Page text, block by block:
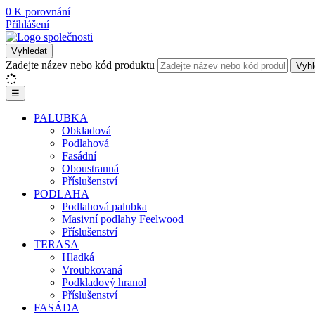
0 K porovnání
Přihlášení
Vyhledat
Zadejte název nebo kód produktu
☰
PALUBKA
Obkladová
Podlahová
Fasádní
Oboustranná
Příslušenství
PODLAHA
Podlahová palubka
Masivní podlahy Feelwood
Příslušenství
TERASA
Hladká
Vroubkovaná
Podkladový hranol
Příslušenství
FASÁDA